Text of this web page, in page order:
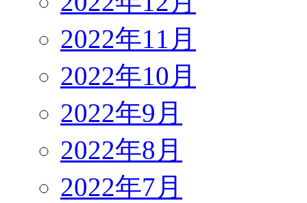
2022年11月
2022年10月
2022年9月
2022年8月
2022年7月